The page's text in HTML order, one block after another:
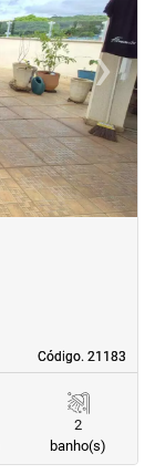
›Next
Código. 21183
Código. 21183
2
banho(s)